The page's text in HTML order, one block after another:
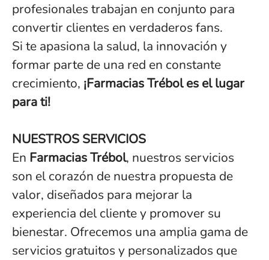
profesionales trabajan en conjunto para
convertir clientes en verdaderos fans.
Si te apasiona la salud, la innovación y
formar parte de una red en constante
crecimiento, ¡Farmacias Trébol es el lugar
para ti!
NUESTROS SERVICIOS
En Farmacias Trébol, nuestros servicios
son el corazón de nuestra propuesta de
valor, diseñados para mejorar la
experiencia del cliente y promover su
bienestar. Ofrecemos una amplia gama de
servicios gratuitos y personalizados que